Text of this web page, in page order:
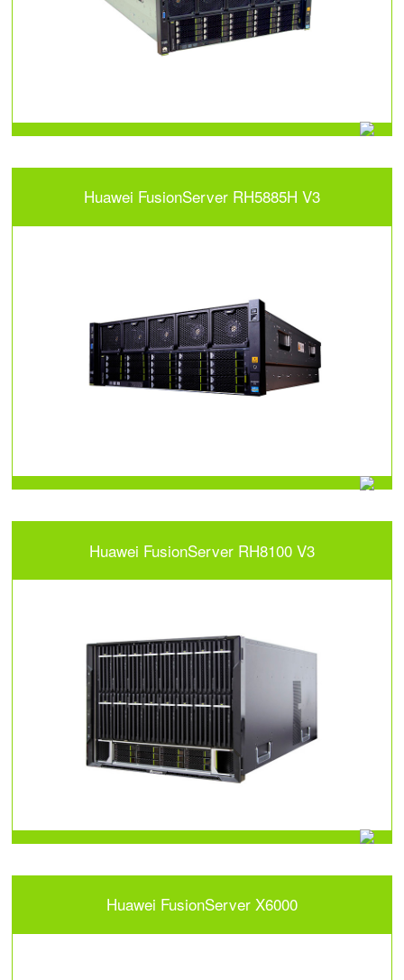
Huawei FusionServer RH5885H V3
Huawei FusionServer RH8100 V3
Huawei FusionServer X6000